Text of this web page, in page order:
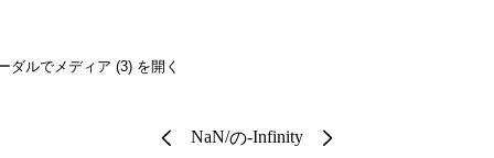
ダルでメディア (3) を開く
NaN/の-Infinity